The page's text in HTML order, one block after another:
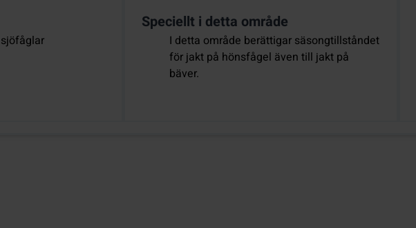
Speciellt i detta område
I detta område berättigar säsongtillståndet
för jakt på hönsfågel även till jakt på
bäver.